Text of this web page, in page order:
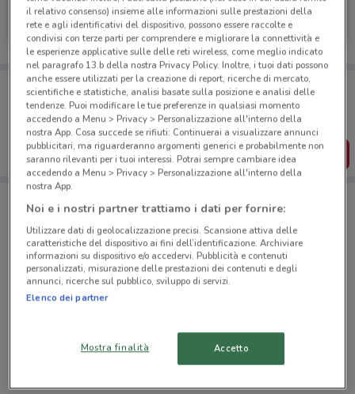
Mondo Camerette
Scade il 30/11
Porta DoveConviene sempre con te!
Puoi trovare le migliori offerte dei negozi vicino a te,
salvarle e creare la tua lista del risparmio, comodamente
dal tuo cellulare.
SCARICA L’APP
Negozi Mondo Camerette a Casoria
Corso Campano, 424 Giugliano In Campania
il relativo consenso) insieme alle informazioni sulle prestazioni della
rete e agli identificativi del dispositivo, possono essere raccolte e
condivisi con terze parti per comprendere e migliorare la connettività e
le esperienze applicative sulle delle reti wireless, come meglio indicato
nel paragrafo 13.b della nostra Privacy Policy. Inoltre, i tuoi dati possono
anche essere utilizzati per la creazione di report, ricerche di mercato,
scientifiche e statistiche, analisi basate sulla posizione e analisi delle
tendenze. Puoi modificare le tue preferenze in qualsiasi momento
accedendo a Menu > Privacy > Personalizzazione all'interno della
nostra App. Cosa succede se rifiuti: Continuerai a visualizzare annunci
pubblicitari, ma riguarderanno argomenti generici e probabilmente non
saranno rilevanti per i tuoi interessi. Potrai sempre cambiare idea
accedendo a Menu > Privacy > Personalizzazione all'interno della
nostra App.
Noi e i nostri partner trattiamo i dati per fornire:
Utilizzare dati di geolocalizzazione precisi. Scansione attiva delle
caratteristiche del dispositivo ai fini dell’identificazione. Archiviare
informazioni su dispositivo e/o accedervi. Pubblicità e contenuti
personalizzati, misurazione delle prestazioni dei contenuti e degli
annunci, ricerche sul pubblico, sviluppo di servizi.
Elenco dei partner
Mostra finalità Accetto